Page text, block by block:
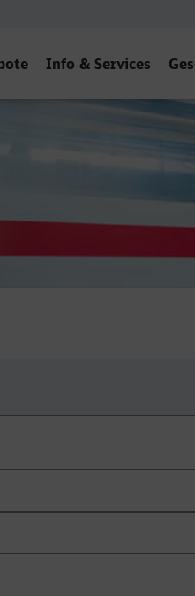
Info & Services